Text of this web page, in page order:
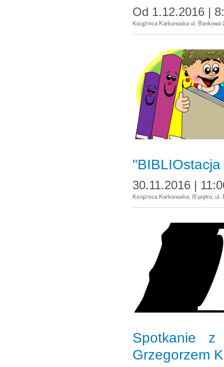
Od 1.12.2016 |
Książnica Karkonoska ul. Bankowa
30.11.2016 |
Książnica Karkonoska, III piętro, ul.
Spotkanie
Grzegorzem